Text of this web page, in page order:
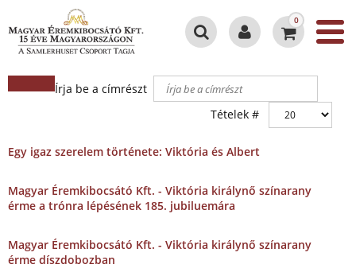
0
Írja be a címrészt
Tételek #
Egy igaz szerelem története: Viktória és Albert
Magyar Éremkibocsátó Kft. - Viktória királynő színarany
érme a trónra lépésének 185. jubiluemára
Magyar Éremkibocsátó Kft. - Viktória királynő színarany
érme díszdobozban